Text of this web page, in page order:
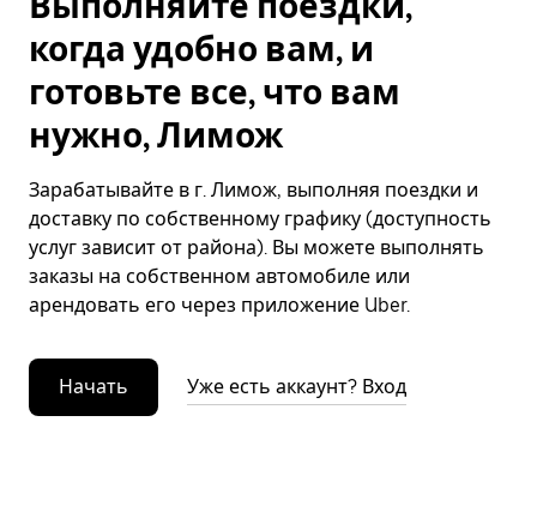
когда удобно вам, и
готовьте все, что вам
нужно, Лимож
Зарабатывайте в г. Лимож, выполняя поездки и
доставку по собственному графику (доступность
услуг зависит от района). Вы можете выполнять
заказы на собственном автомобиле или
арендовать его через приложение Uber.
Начать Уже есть аккаунт? Вход